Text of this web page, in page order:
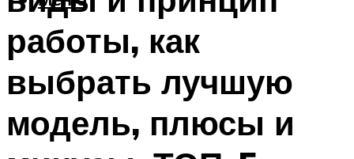
работы, как
выбрать лучшую
модель, плюсы и